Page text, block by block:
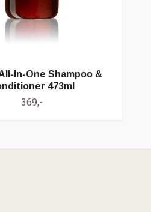
In-One Shampoo &
473ml
369,-